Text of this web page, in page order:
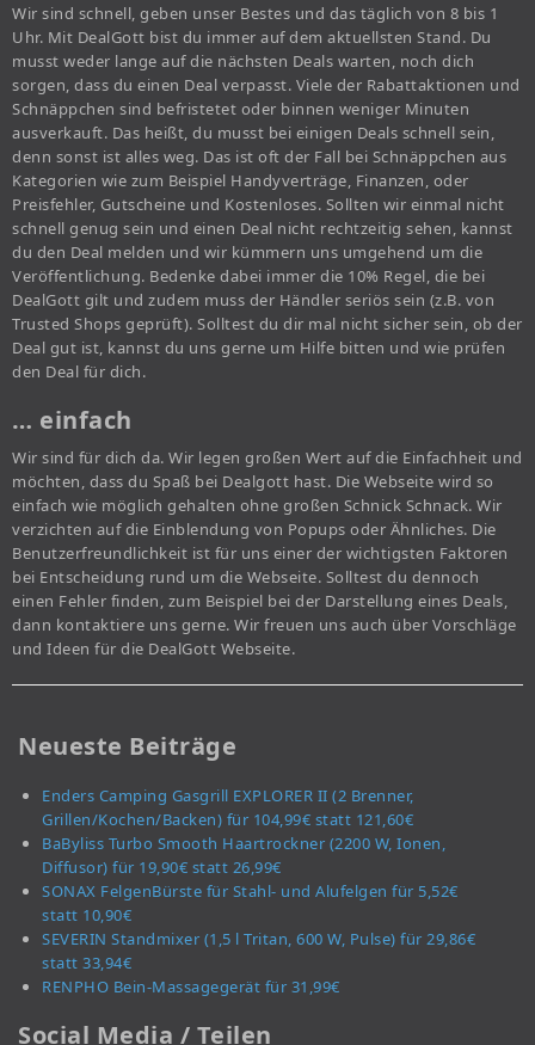
Wir sind schnell, geben unser Bestes und das täglich von 8 bis 1
Uhr. Mit DealGott bist du immer auf dem aktuellsten Stand. Du
musst weder lange auf die nächsten Deals warten, noch dich
sorgen, dass du einen Deal verpasst. Viele der Rabattaktionen und
Schnäppchen sind befristetet oder binnen weniger Minuten
ausverkauft. Das heißt, du musst bei einigen Deals schnell sein,
denn sonst ist alles weg. Das ist oft der Fall bei Schnäppchen aus
Kategorien wie zum Beispiel Handyverträge, Finanzen, oder
Preisfehler, Gutscheine und Kostenloses. Sollten wir einmal nicht
schnell genug sein und einen Deal nicht rechtzeitig sehen, kannst
du den Deal melden und wir kümmern uns umgehend um die
Veröffentlichung. Bedenke dabei immer die 10% Regel, die bei
DealGott gilt und zudem muss der Händler seriös sein (z.B. von
Trusted Shops geprüft). Solltest du dir mal nicht sicher sein, ob der
Deal gut ist, kannst du uns gerne um Hilfe bitten und wie prüfen
den Deal für dich.
… einfach
Wir sind für dich da. Wir legen großen Wert auf die Einfachheit und
möchten, dass du Spaß bei Dealgott hast. Die Webseite wird so
einfach wie möglich gehalten ohne großen Schnick Schnack. Wir
verzichten auf die Einblendung von Popups oder Ähnliches. Die
Benutzerfreundlichkeit ist für uns einer der wichtigsten Faktoren
bei Entscheidung rund um die Webseite. Solltest du dennoch
einen Fehler finden, zum Beispiel bei der Darstellung eines Deals,
dann kontaktiere uns gerne. Wir freuen uns auch über Vorschläge
und Ideen für die DealGott Webseite.
Neueste Beiträge
Enders Camping Gasgrill EXPLORER II (2 Brenner,
Grillen/Kochen/Backen) für 104,99€ statt 121,60€
BaByliss Turbo Smooth Haartrockner (2200 W, Ionen,
Diffusor) für 19,90€ statt 26,99€
SONAX FelgenBürste für Stahl- und Alufelgen für 5,52€
statt 10,90€
SEVERIN Standmixer (1,5 l Tritan, 600 W, Pulse) für 29,86€
statt 33,94€
RENPHO Bein-Massagegerät für 31,99€
Social Media / Teilen